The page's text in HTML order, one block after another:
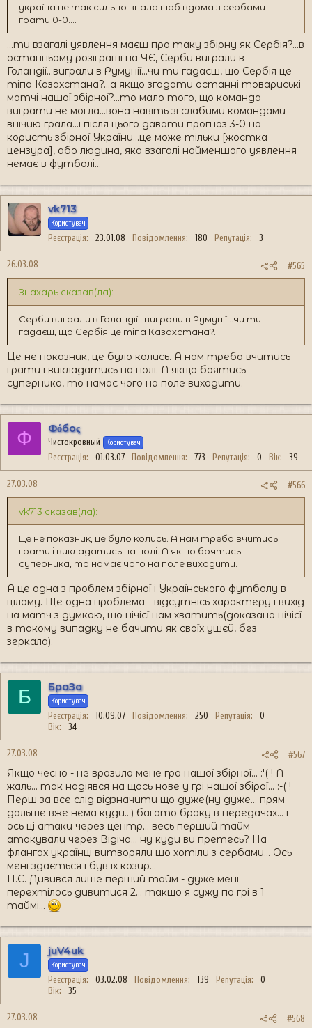
україна не так сильно впала шоб вдома з сербами
грати 0-0....
...ти взагалі уявлення маєш про таку збірну як Сербія?...в
останньому розіграші на ЧЄ, Серби виграли в
Голандії...виграли в Румунії...чи ти гадаєш, що Сербія це
тіпа Казахстана?...а якщо згадати останні товариські
матчі нашої збірної?...то мало того, що команда
виграти не могла...вона навіть зі слабими командами
внічию грала...і після цього давати прогноз 3-0 на
користь збірної України...це може тільки [жостка
цензура], або людина, яка взагалі найменшого уявлення
немає в футболі...
vk713
Користувач
Реєстрація 23.01.08 Повідомлення 180 Репутація 3
26.03.08 #565
Знахарь сказав(ла):
Серби виграли в Голандії...виграли в Румунії...чи ти
гадаєш, що Сербія це тіпа Казахстана?...
Це не показник, це було колись. А нам треба вчитись
грати і викладатись на полі. А якщо боятись
суперника, то намає чого на поле виходити.
Ф Фόбоς
Чистокровный Користувач
Реєстрація 01.03.07 Повідомлення 773 Репутація 0 Вік 39
27.03.08 #566
vk713 сказав(ла):
Це не показник, це було колись. А нам треба вчитись
грати і викладатись на полі. А якщо боятись
суперника, то намає чого на поле виходити.
А це одна з проблем збірної і Українського футболу в
цілому. Ще одна проблема - відсутнісь характеру і вихід
на матч з думкою, шо нічієї нам хватить(доказано нічієї
в такому випадку не бачити як своїх ушєй, без
зеркала).
Б БраЗа
Користувач
Реєстрація 10.09.07 Повідомлення 250 Репутація
0
Вік
34
27.03.08 #567
Якщо чесно - не вразила мене гра нашої збірної... :'( ! А
жаль... так надіявся на щось нове у грі нашої збірої... :-( !
Перш за все слід відзначити що дуже(ну дуже... прям
дальше вже нема куди...) багато браку в передачах... і
ось ці атаки через центр... весь перший тайм
атакували через Відіча... ну куди ви претесь? На
флангах українці витворяли шо хотіли з сербами... Ось
мені здається і був їх козир...
П.С. Дивився лише перший тайм - дуже мені
перехтілось дивитися 2... такщо я сужу по грі в 1
таймі...
J juV4uk
Користувач
Реєстрація 03.02.08 Повідомлення 139 Репутація
0
Вік
35
27.03.08 #568